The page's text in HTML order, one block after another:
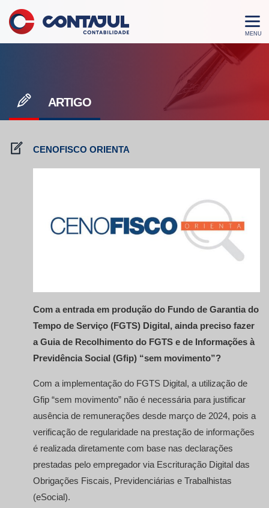
ARTIGO
CENOFISCO ORIENTA
Com a entrada em produção do Fundo de Garantia do
Tempo de Serviço (FGTS) Digital, ainda preciso fazer
a Guia de Recolhimento do FGTS e de Informações à
Previdência Social (Gfip) “sem movimento”?
Com a implementação do FGTS Digital, a utilização de
Gfip “sem movimento” não é necessária para justificar
ausência de remunerações desde março de 2024, pois a
verificação de regularidade na prestação de informações
é realizada diretamente com base nas declarações
prestadas pelo empregador via Escrituração Digital das
Obrigações Fiscais, Previdenciárias e Trabalhistas
(eSocial).